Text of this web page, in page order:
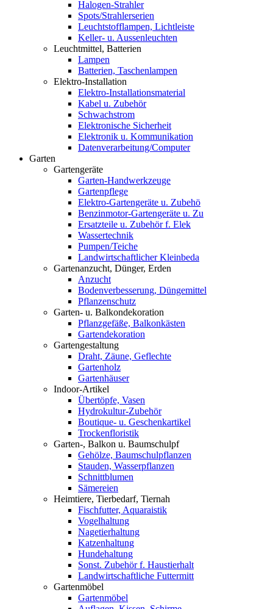
Halogen-Strahler
Spots/Strahlerserien
Leuchtstofflampen, Lichtleiste
Keller- u. Aussenleuchten
Leuchtmittel, Batterien
Lampen
Batterien, Taschenlampen
Elektro-Installation
Elektro-Installationsmaterial
Kabel u. Zubehör
Schwachstrom
Elektronische Sicherheit
Elektronik u. Kommunikation
Datenverarbeitung/Computer
Garten
Gartengeräte
Garten-Handwerkzeuge
Gartenpflege
Elektro-Gartengeräte u. Zubehö
Benzinmotor-Gartengeräte u. Zu
Ersatzteile u. Zubehör f. Elek
Wassertechnik
Pumpen/Teiche
Landwirtschaftlicher Kleinbeda
Gartenanzucht, Dünger, Erden
Anzucht
Bodenverbesserung, Düngemittel
Pflanzenschutz
Garten- u. Balkondekoration
Pflanzgefäße, Balkonkästen
Gartendekoration
Gartengestaltung
Draht, Zäune, Geflechte
Gartenholz
Gartenhäuser
Indoor-Artikel
Übertöpfe, Vasen
Hydrokultur-Zubehör
Boutique- u. Geschenkartikel
Trockenfloristik
Garten-, Balkon u. Baumschulpf
Gehölze, Baumschulpflanzen
Stauden, Wasserpflanzen
Schnittblumen
Sämereien
Heimtiere, Tierbedarf, Tiernah
Fischfutter, Aquaraistik
Vogelhaltung
Nagetierhaltung
Katzenhaltung
Hundehaltung
Sonst. Zubehör f. Haustierhalt
Landwirtschaftliche Futtermitt
Gartenmöbel
Gartenmöbel